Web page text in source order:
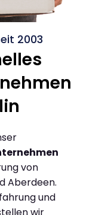
2003
von
Aberdeen.
und